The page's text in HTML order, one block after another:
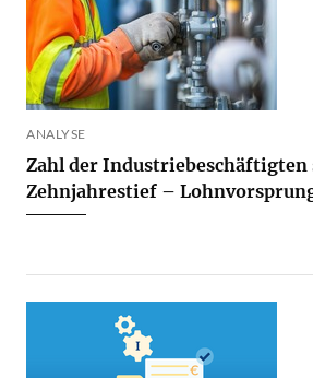
ANALYSE
Zahl der
Zehnjahrestief –